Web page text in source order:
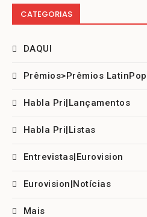
CATEGORIAS
DAQUI
Prêmios>Prêmios LatinPop
Habla Pri|Lançamentos
Habla Pri|Listas
Entrevistas|Eurovision
Eurovision|Notícias
Mais